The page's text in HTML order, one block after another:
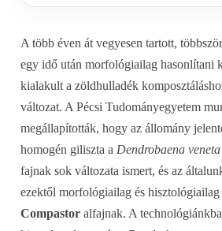
A több éven át vegyesen tartott,
egy idő után morfológiailag hasonlítani
kialakult a zöldhulladék
változat. A Pécsi Tudományegyetem
megállapították, hogy az állomány
homogén giliszta a Dendrobaena veneta
fajnak sok változata ismert, és az
ezektől morfológiailag és
Compastor alfajnak. A